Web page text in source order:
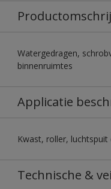
Watergedragen,
binnenruimtes
Applicatie
Kwast, roller, luchtspuit
Technische &